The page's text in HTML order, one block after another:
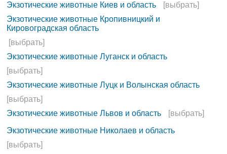
Экзотические животные Киев и область
[выбрать]
Экзотические животные Кропивницкий и
Кировоградская область
[выбрать]
Экзотические животные Луганск и область
[выбрать]
Экзотические животные Луцк и Волынская область
[выбрать]
Экзотические животные Львов и область
[выбрать]
Экзотические животные Николаев и область
[выбрать]